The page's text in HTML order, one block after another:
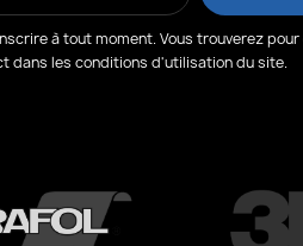
à tout moment. Vous trouverez pour
dans les conditions d'utilisation du site.